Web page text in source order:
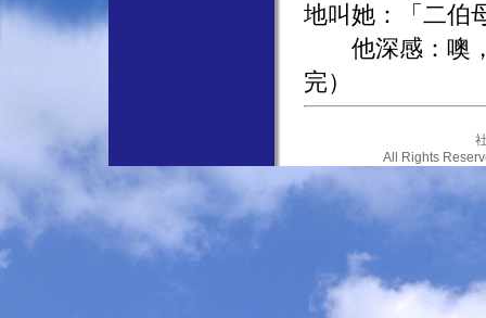
地叫她：「二伯
他深感：噢，
完）
All Rights